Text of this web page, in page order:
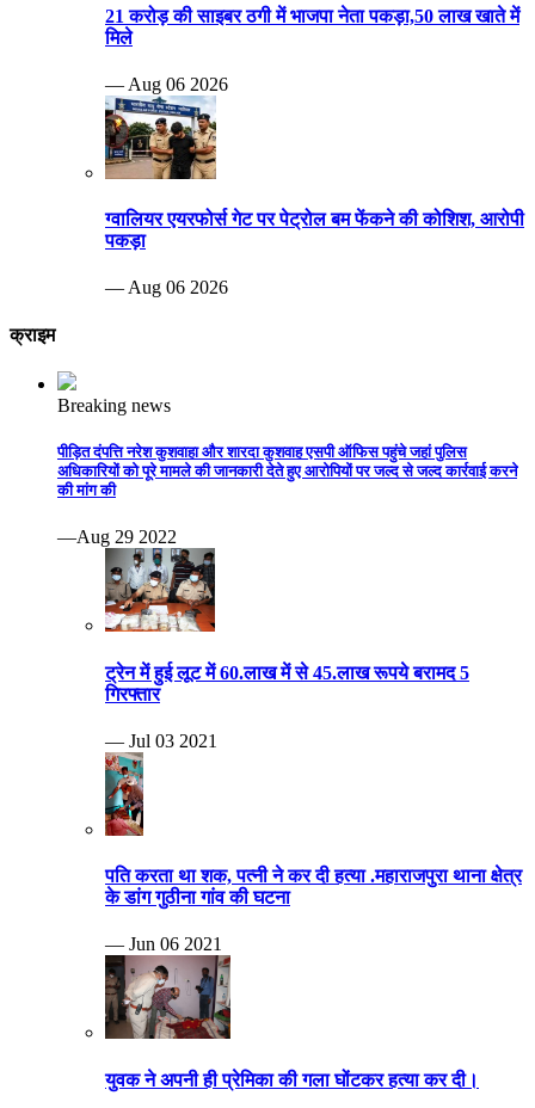
21 करोड़ की साइबर ठगी में भाजपा नेता पकड़ा,50 लाख खाते में
मिले
— Aug 06 2026
ग्वालियर एयरफोर्स गेट पर पेट्रोल बम फेंकने की कोशिश, आरोपी
पकड़ा
— Aug 06 2026
क्राइम
Breaking news
पीड़ित दंपत्ति नरेश कुशवाहा और शारदा कुशवाह एसपी ऑफिस पहुंचे जहां पुलिस
अधिकारियों को पूरे मामले की जानकारी देते हुए आरोपियों पर जल्द से जल्द कार्रवाई करने
की मांग की
—Aug 29 2022
ट्रेन में हुई लूट में 60.लाख में से 45.लाख रूपये बरामद 5
गिरफ्तार
— Jul 03 2021
पति करता था शक, पत्नी ने कर दी हत्या .महाराजपुरा थाना क्षेत्र
के डांग गुठीना गांव की घटना
— Jun 06 2021
युवक ने अपनी ही प्रेमिका की गला घोंटकर हत्या कर दी।